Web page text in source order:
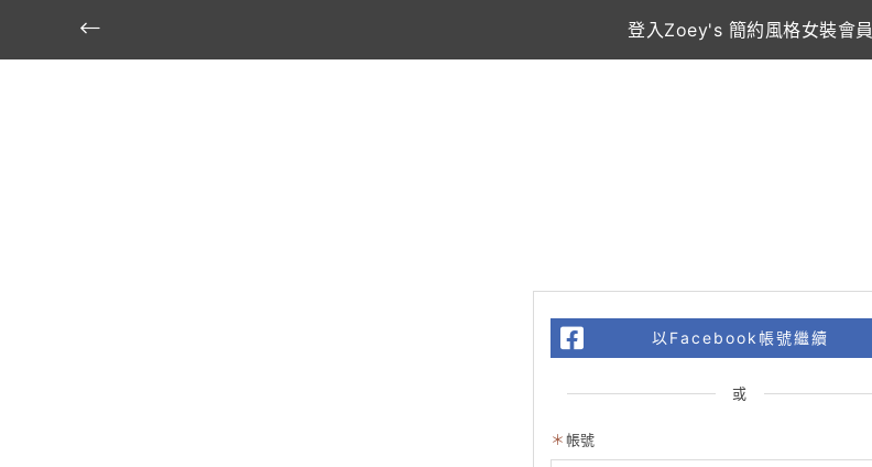
登入Zoey's 簡約風格女裝會員
以Facebook帳號繼續
或
帳號